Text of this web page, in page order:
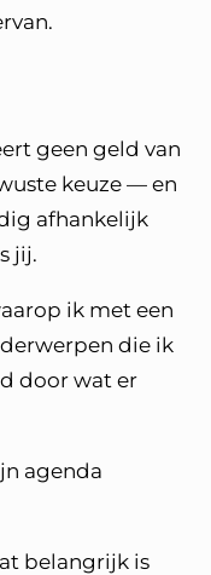
geen geld van
keuze — en
afhankelijk
jij.
ik met een
die ik
door wat er
agenda
belangrijk is